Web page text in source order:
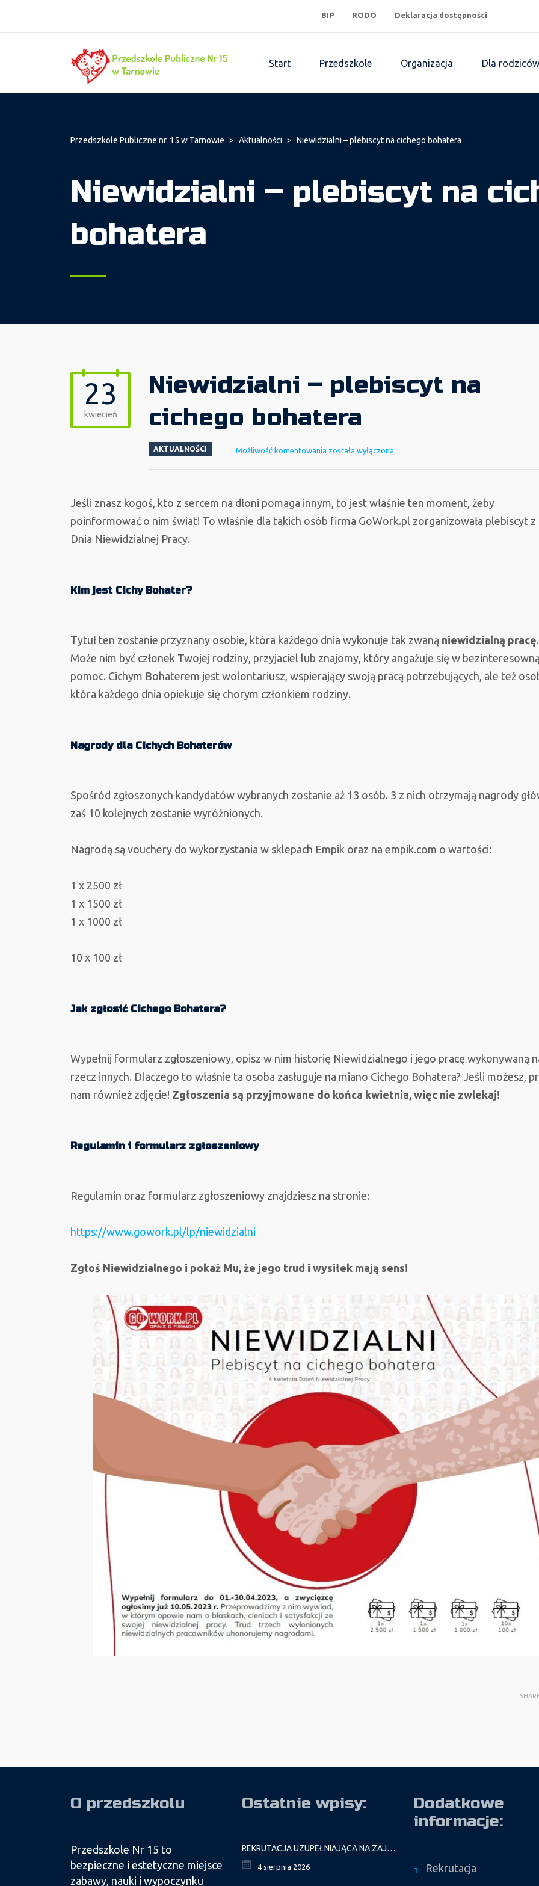
BIP RODO Deklaracja dostępności
Start Przedszkole Organizacja Dla rodziców
Przedszkole Publiczne nr. 15 w Tarnowie > Aktualności > Niewidzialni – plebiscyt na cichego bohatera
Niewidzialni – plebiscyt na
bohatera
23
kwiecień
Niewidzialni – plebiscyt na
cichego bohatera
AKTUALNOŚCI Możliwość komentowania Niewidzialni
na
cichego
została wyłączona
Jeśli znasz kogoś, kto z sercem na dłoni pomaga innym, to jest właśnie ten moment, żeby
poinformować o nim świat! To właśnie dla takich osób firma GoWork.pl zorganizowała plebiscyt z
Dnia Niewidzialnej Pracy.
Kim jest Cichy Bohater?
Tytuł ten zostanie przyznany osobie, która każdego dnia wykonuje tak zwaną niewidzialną pracę.
Może nim być członek Twojej rodziny, przyjaciel lub znajomy, który angażuje się w bezinteresowną
pomoc. Cichym Bohaterem jest wolontariusz, wspierający swoją pracą potrzebujących, ale też
która każdego dnia opiekuje się chorym członkiem rodziny.
Nagrody dla Cichych Bohaterów
Spośród zgłoszonych kandydatów wybranych zostanie aż 13 osób. 3 z nich otrzymają nagrody
zaś 10 kolejnych zostanie wyróżnionych.
Nagrodą są vouchery do wykorzystania w sklepach Empik oraz na empik.com o wartości:
1 x 2500 zł
1 x 1500 zł
1 x 1000 zł
10 x 100 zł
Jak zgłosić Cichego Bohatera?
Wypełnij formularz zgłoszeniowy, opisz w nim historię Niewidzialnego i jego pracę wykonywaną
rzecz innych. Dlaczego to właśnie ta osoba zasługuje na miano Cichego Bohatera? Jeśli możesz,
nam również zdjęcie! Zgłoszenia są przyjmowane do końca kwietnia, więc nie zwlekaj!
Regulamin i formularz zgłoszeniowy
Regulamin oraz formularz zgłoszeniowy znajdziesz na stronie:
https://www.gowork.pl/lp/niewidzialni
Zgłoś Niewidzialnego i pokaż Mu, że jego trud i wysiłek mają sens!
O przedszkolu
Przedszkole Nr 15 to
bezpieczne i estetyczne miejsce
zabawy, nauki i wypoczynku
Ostatnie wpisy:
REKRUTACJA UZUPEŁNIAJĄCA NA ZAJĘCIA PROWADZONE PRZEZ PAŁAC MŁODZIEŻY W ROKU SZKOLNYM 2026/2027
4 sierpnia 2026
Dodatkowe
informacje:
Rekrutacja